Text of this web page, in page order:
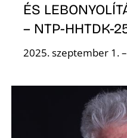
ÉS
– NTP-HHTDK-
2025. szeptember 1.